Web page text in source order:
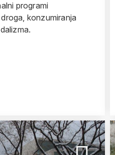
programi
konzumiranja